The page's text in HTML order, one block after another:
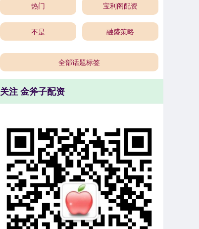
热门 宝利阁配资
不是 融盛策略
全部话题标签
关注 金斧子配资